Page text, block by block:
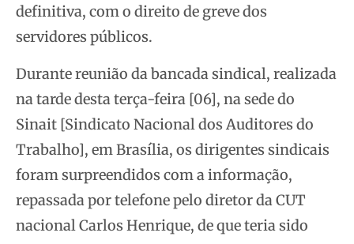
definitiva, com o direito de greve dos
servidores públicos.
Durante reunião da bancada sindical, realizada
na tarde desta terça-feira [06], na sede do
Sinait [Sindicato Nacional dos Auditores do
Trabalho], em Brasília, os dirigentes sindicais
foram surpreendidos com a informação,
repassada por telefone pelo diretor da CUT
nacional Carlos Henrique, de que teria sido